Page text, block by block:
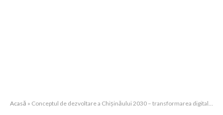
Acasă » Conceptul de dezvoltare a Chișinăului 2030 – transformarea digitală a oraşului Chişinău a fost lansat. Ceban, despre ce reprezintă acesta